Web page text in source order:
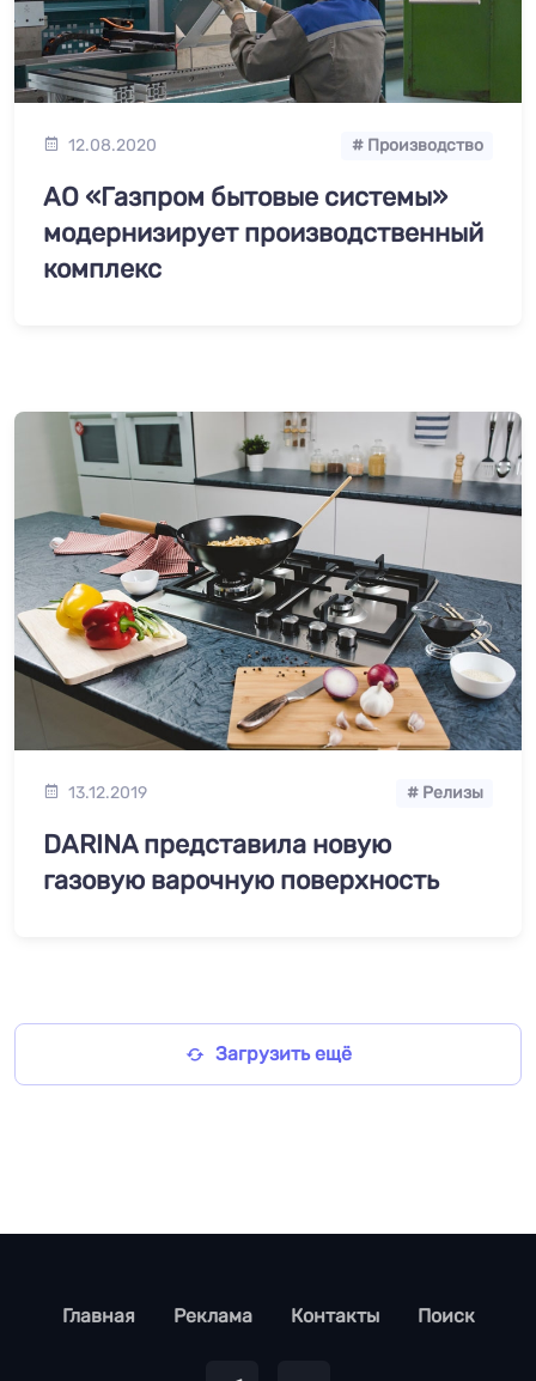
12.08.2020 # Производство
АО «Газпром бытовые системы»
модернизирует производственный
комплекс
13.12.2019 # Релизы
DARINA представила новую
газовую варочную поверхность
Загрузить ещё
footer
Главная Реклама Контакты Поиск